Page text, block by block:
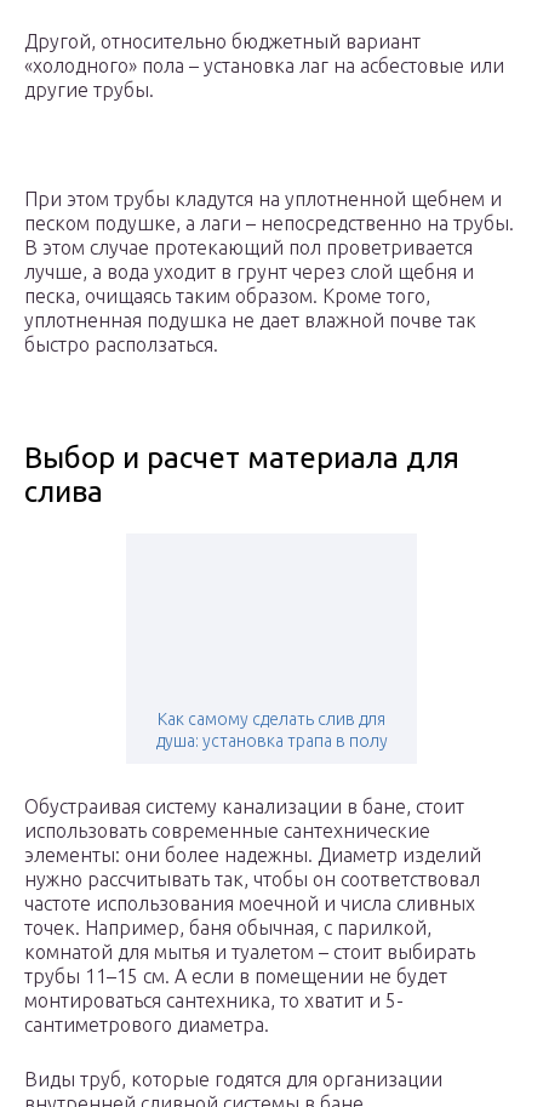
Другой, относительно бюджетный вариант
«холодного» пола – установка лаг на асбестовые или
другие трубы.
При этом трубы кладутся на уплотненной щебнем и
песком подушке, а лаги – непосредственно на трубы.
В этом случае протекающий пол проветривается
лучше, а вода уходит в грунт через слой щебня и
песка, очищаясь таким образом. Кроме того,
уплотненная подушка не дает влажной почве так
быстро расползаться.
Выбор и расчет материала для
слива
Как самому сделать слив для
душа: установка трапа в полу
Обустраивая систему канализации в бане, стоит
использовать современные сантехнические
элементы: они более надежны. Диаметр изделий
нужно рассчитывать так, чтобы он соответствовал
частоте использования моечной и числа сливных
точек. Например, баня обычная, с парилкой,
комнатой для мытья и туалетом – стоит выбирать
трубы 11–15 см. А если в помещении не будет
монтироваться сантехника, то хватит и 5-
сантиметрового диаметра.
Виды труб, которые годятся для организации